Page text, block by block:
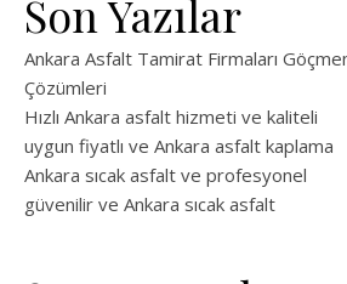
Son Yazılar
Ankara Asfalt Tamirat Firmaları
Çözümleri
Hızlı Ankara asfalt hizmeti ve kaliteli
uygun fiyatlı ve Ankara asfalt kaplama
Ankara sıcak asfalt ve profesyonel
güvenilir ve Ankara sıcak asfalt